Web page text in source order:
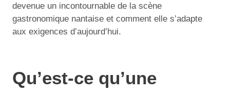
devenue un incontournable de la scène
gastronomique nantaise et comment elle s’adapte
aux exigences d’aujourd’hui.
Qu’est-ce qu’une